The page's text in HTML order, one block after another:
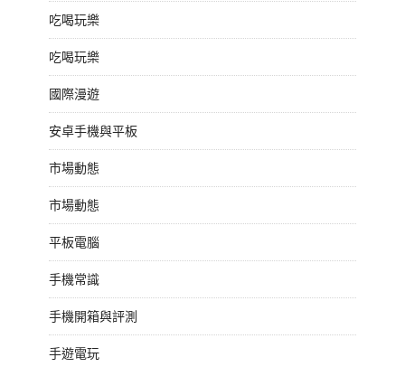
吃喝玩樂
吃喝玩樂
國際漫遊
安卓手機與平板
市場動態
市場動態
平板電腦
手機常識
手機開箱與評測
手遊電玩